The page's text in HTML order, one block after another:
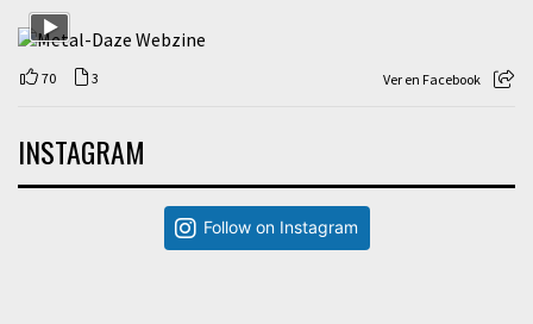
70 3 Ver en Facebook
INSTAGRAM
Follow on Instagram